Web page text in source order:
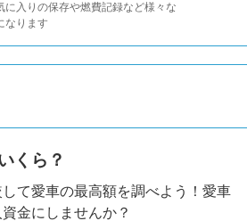
に入りの保存や燃費記録など様々な
なります
くら？
て愛車の最高額を調べよう！愛車
金にしませんか？